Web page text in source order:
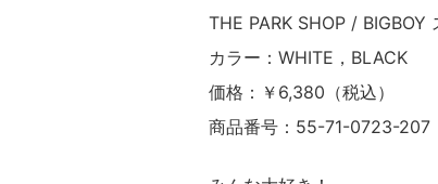
THE PARK SHOP / BIGBOY
カラー：WHITE，BLACK
価格：￥6,380（税込）
商品番号：55-71-0723-207